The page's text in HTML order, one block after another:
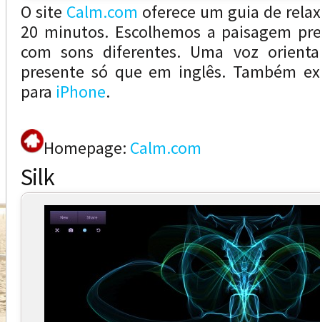
O site Calm.com oferece um guia de
20 minutos. Escolhemos a paisagem
com sons diferentes. Uma voz
presente só que em inglês. Também
para iPhone.
Homepage: Calm.com
Silk